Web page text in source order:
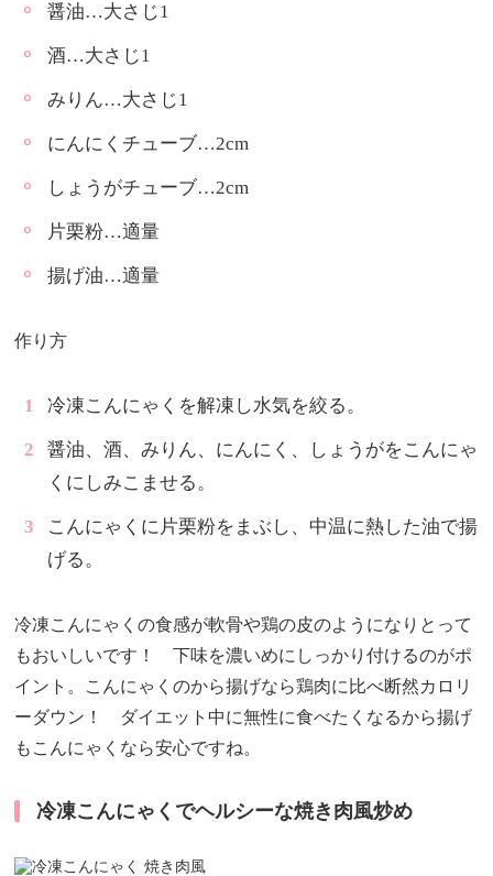
醤油…大さじ1
酒…大さじ1
みりん…大さじ1
にんにくチューブ…2cm
しょうがチューブ…2cm
片栗粉…適量
揚げ油…適量
作り方
冷凍こんにゃくを解凍し水気を絞る。
醤油、酒、みりん、にんにく、しょうがをこんにゃ
くにしみこませる。
こんにゃくに片栗粉をまぶし、中温に熱した油で揚
げる。
冷凍こんにゃくの食感が軟骨や鶏の皮のようになりとって
もおいしいです！ 下味を濃いめにしっかり付けるのがポ
イント。こんにゃくのから揚げなら鶏肉に比べ断然カロリ
ーダウン！ ダイエット中に無性に食べたくなるから揚げ
もこんにゃくなら安心ですね。
冷凍こんにゃくでヘルシーな焼き肉風炒め